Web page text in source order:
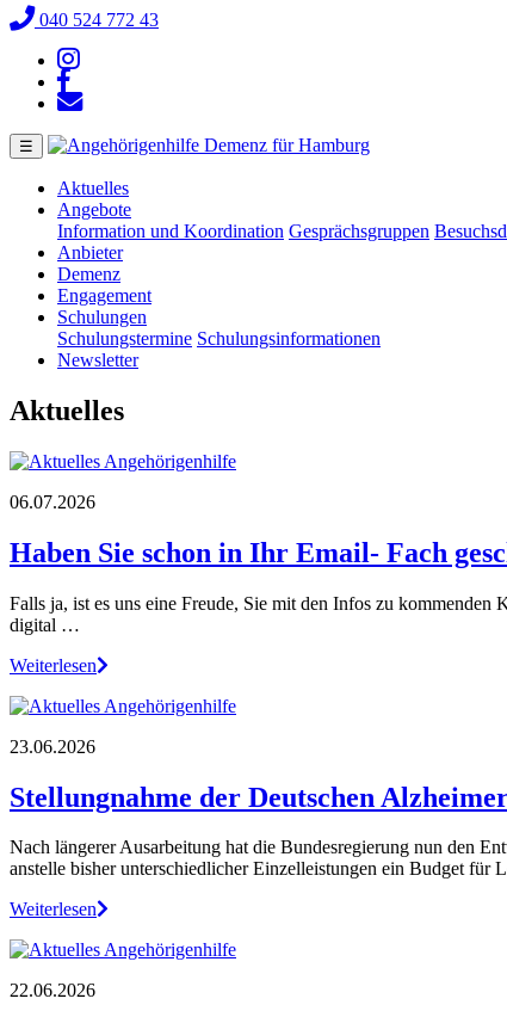
040 524 772 43
☰
Aktuelles
Angebote
Information und Koordination Gesprächsgruppen
Anbieter
Demenz
Engagement
Schulungen
Schulungstermine Schulungsinformationen
Newsletter
Aktuelles
06.07.2026
Haben Sie schon in Ihr Email- Fach
Falls ja, ist es uns eine Freude, Sie mit den Infos zu
digital …
Weiterlesen
23.06.2026
Stellungnahme der Deutschen
Nach längerer Ausarbeitung hat die Bundesregierung nun den
anstelle bisher unterschiedlicher Einzelleistungen ein Budget für
Weiterlesen
22.06.2026